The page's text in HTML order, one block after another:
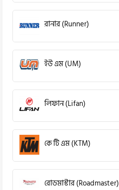
রানার (Runner)
ইউ এম (UM)
লিফান (Lifan)
কে টি এম (KTM)
রোডমাস্টার (Roadmaster)